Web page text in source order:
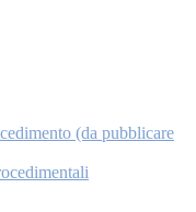
(da pubblicare